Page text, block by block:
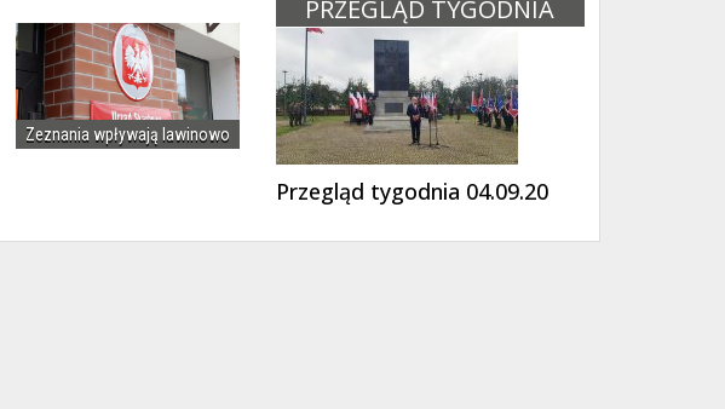
Zeznania wpływają lawinowo
PRZEGLĄD TYGODNIA
Przegląd tygodnia 04.09.20